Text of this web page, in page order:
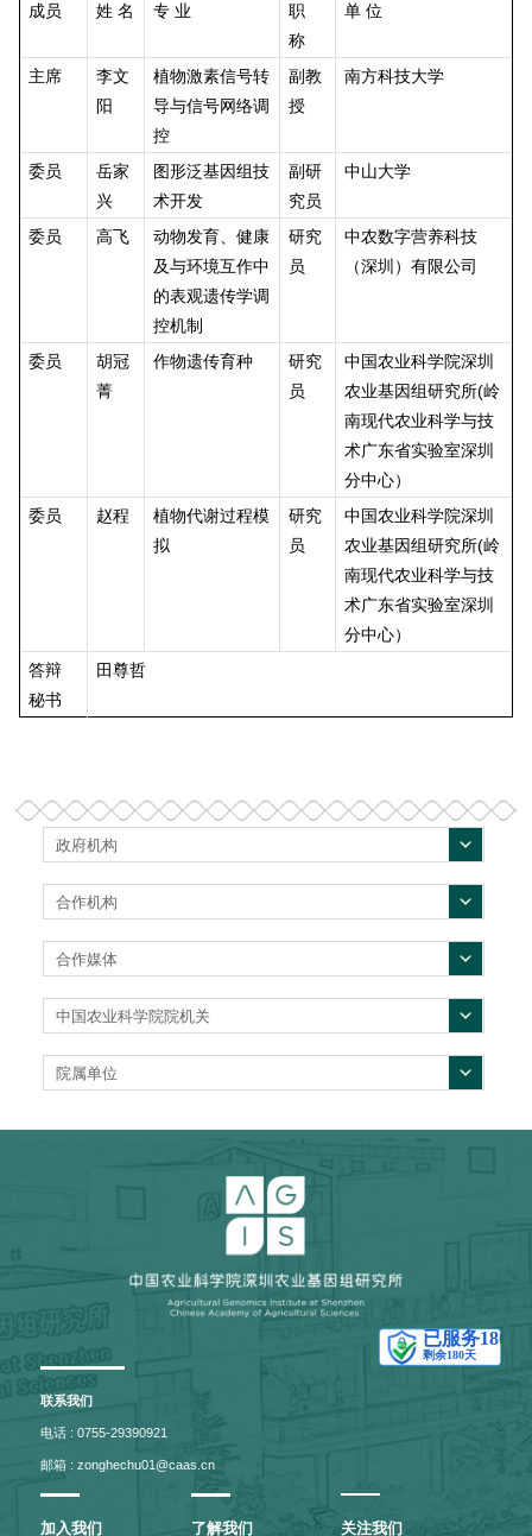
成员 姓 名 专 业
职
称
单 位
主席
李文
阳
植物激素信号转
导与信号网络调
控
副教
授
南方科技大学
委员
岳家
兴
图形泛基因组技
术开发
副研
究员
中山大学
委员 高飞
动物发育、健康
及与环境互作中
的表观遗传学调
控机制
研究
员
中农数字营养科技
（深圳）有限公司
委员
胡冠
菁
作物遗传育种
研究
员
中国农业科学院深圳
农业基因组研究所(岭
南现代农业科学与技
术广东省实验室深圳
分中心）
委员
赵程
植物代谢过程模
拟
研究
员
中国农业科学院深圳
农业基因组研究所(岭
南现代农业科学与技
术广东省实验室深圳
分中心）
答辩
秘书
田尊哲
政府机构
合作机构
合作媒体
中国农业科学院院机关
院属单位
联系我们
电话 : 0755-29390921
邮箱 : zonghechu01@caas.cn
加入我们 了解我们 关注我们